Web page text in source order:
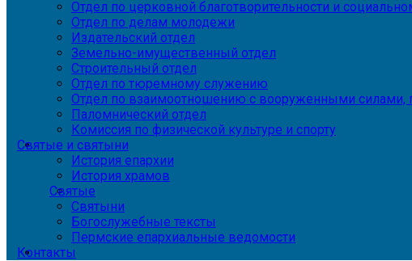
Отдел по церковной благотворительности и
Отдел по делам молодежи
Издательский отдел
Земельно-имущественный отдел
Строительный отдел
Отдел по тюремному служению
Отдел по взаимоотношению с вооруженными силами,
Паломнический отдел
Комиссия по физической культуре и спорту
Святые и святыни
История епархии
История храмов
Святые
Святыни
Богослужебные тексты
Пермские епархиальные ведомости
Контакты